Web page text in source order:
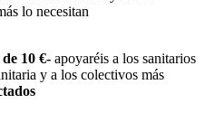
lo necesitan
10 €- apoyaréis a los sanitarios
y a los colectivos más